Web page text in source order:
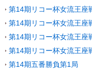
第14期リコー杯女流王座
第14期リコー杯女流王座
第14期リコー杯女流王座
第14期リコー杯女流王座
第14期五番勝負第1局